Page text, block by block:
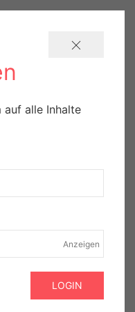
auf alle Inhalte
Anzeigen